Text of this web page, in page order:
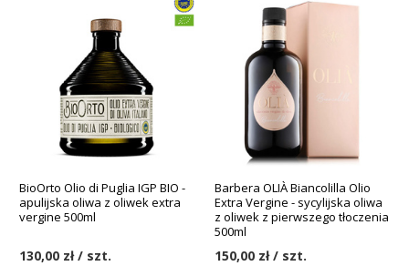
BioOrto Olio di Puglia IGP BIO -
apulijska oliwa z oliwek extra
vergine 500ml
130,00 zł / szt.
Barbera OLIÀ Biancolilla Olio
Extra Vergine - sycylijska oliwa
z oliwek z pierwszego tłoczenia
500ml
150,00 zł / szt.